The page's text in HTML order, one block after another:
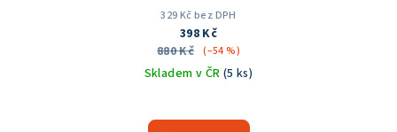
329 Kč bez DPH
398 Kč
880 Kč (–54 %)
Skladem v ČR (5 ks)